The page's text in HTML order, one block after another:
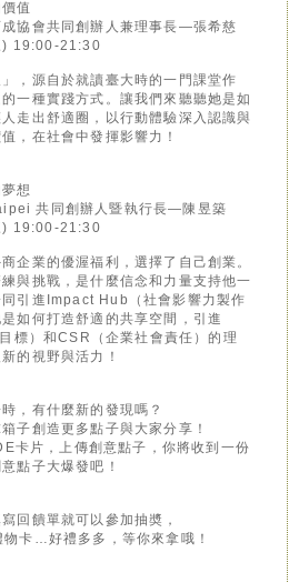
值
協會共同創辦人兼理事長—張希慈
19:00-21:30
，源自於就讀臺大時的一門課堂作
一種實踐方式。讓我們來聽聽她是如
走出舒適圈，以行動體驗深入認識與
，在社會中發揮影響力！
想
共同創辦人暨執行長—陳昱築
19:00-21:30
企業的優渥福利，選擇了自己創業。
與挑戰，是什麼信念和力量支持他一
引進Impact Hub（社會影響力製作
如何打造舒適的共享空間，引進
標）和CSR（企業社會責任）的理
的視野與活力！
，有什麼新的發現嗎？
子創造更多點子與大家分享！
卡片，上傳創意點子，你將收到一份
點子大爆發吧！
回饋單就可以參加抽奬，
卡…好禮多多，等你來拿哦！